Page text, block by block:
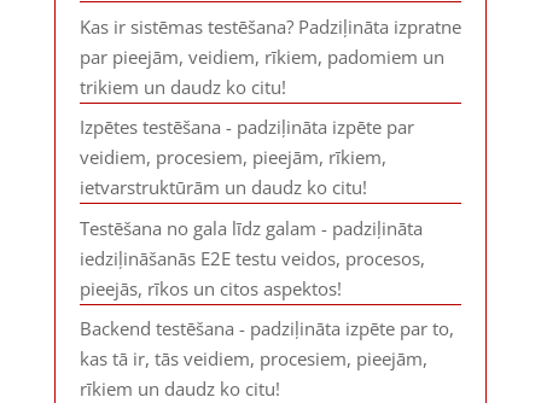
Kas ir sistēmas testēšana? Padziļināta izpratne
par pieejām, veidiem, rīkiem, padomiem un
trikiem un daudz ko citu!
Izpētes testēšana - padziļināta izpēte par
veidiem, procesiem, pieejām, rīkiem,
ietvarstruktūrām un daudz ko citu!
Testēšana no gala līdz galam - padziļināta
iedziļināšanās E2E testu veidos, procesos,
pieejās, rīkos un citos aspektos!
Backend testēšana - padziļināta izpēte par to,
kas tā ir, tās veidiem, procesiem, pieejām,
rīkiem un daudz ko citu!